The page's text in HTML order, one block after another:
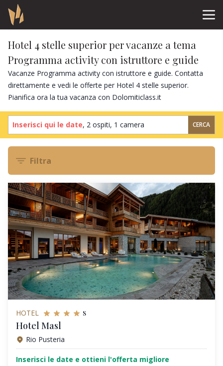
Hotel 4 stelle superior per vacanze a tema
Programma activity con istruttore e guide
Vacanze Programma activity con istruttore e guide. Contatta
direttamente e vedi le offerte per Hotel 4 stelle superior.
Pianifica ora la tua vacanza con Dolomiticlass.it
Inserisci qui le date, 2 ospiti, 1 camera CERCA
Filtra
HOTEL s
Hotel Masl
Rio Pusteria
Inserisci le date e ottieni l'offerta migliore